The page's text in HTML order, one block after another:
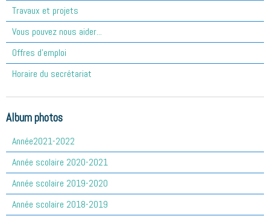
Travaux et projets
Vous pouvez nous aider...
Offres d'emploi
Horaire du secrétariat
Album photos
Année2021-2022
Année scolaire 2020-2021
Année scolaire 2019-2020
Année scolaire 2018-2019